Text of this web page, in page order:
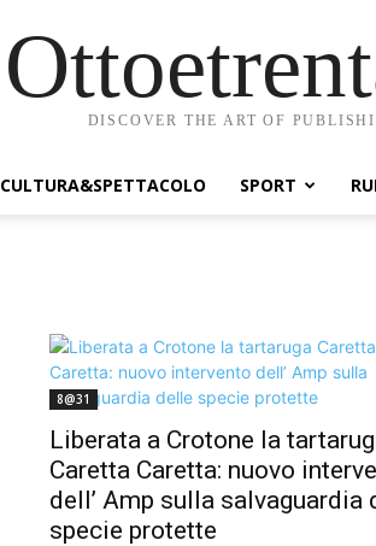
DISCOVER THE ART OF
CULTURA&SPETTACOLO SPORT
8@31
Liberata a Crotone la
Caretta Caretta: nuovo
dell’ Amp sulla salvaguardia
specie protette